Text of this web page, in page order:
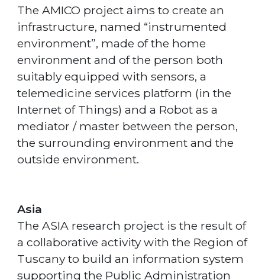
The AMICO project aims to create an
infrastructure, named “instrumented
environment”, made of the home
environment and of the person both
suitably equipped with sensors, a
telemedicine services platform (in the
Internet of Things) and a Robot as a
mediator / master between the person,
the surrounding environment and the
outside environment.
Asia
The ASIA research project is the result of
a collaborative activity with the Region of
Tuscany to build an information system
supporting the Public Administration